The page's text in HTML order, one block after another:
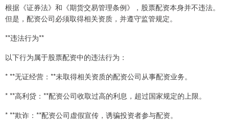
根据《证券法》和《期货交易管理条例》，股票配资本身并不违法。
但是，配资公司必须取得相关资质，并遵守监管规定。
**违法行为**
以下行为属于股票配资中的违法行为：
* **无证经营：**未取得相关资质的配资公司从事配资业务。
* **高利贷：**配资公司收取过高的利息，超过国家规定的上限。
* **欺诈：**配资公司虚假宣传，诱骗投资者参与配资。